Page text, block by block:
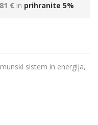
€ in prihranite 5%
sistem in energija,